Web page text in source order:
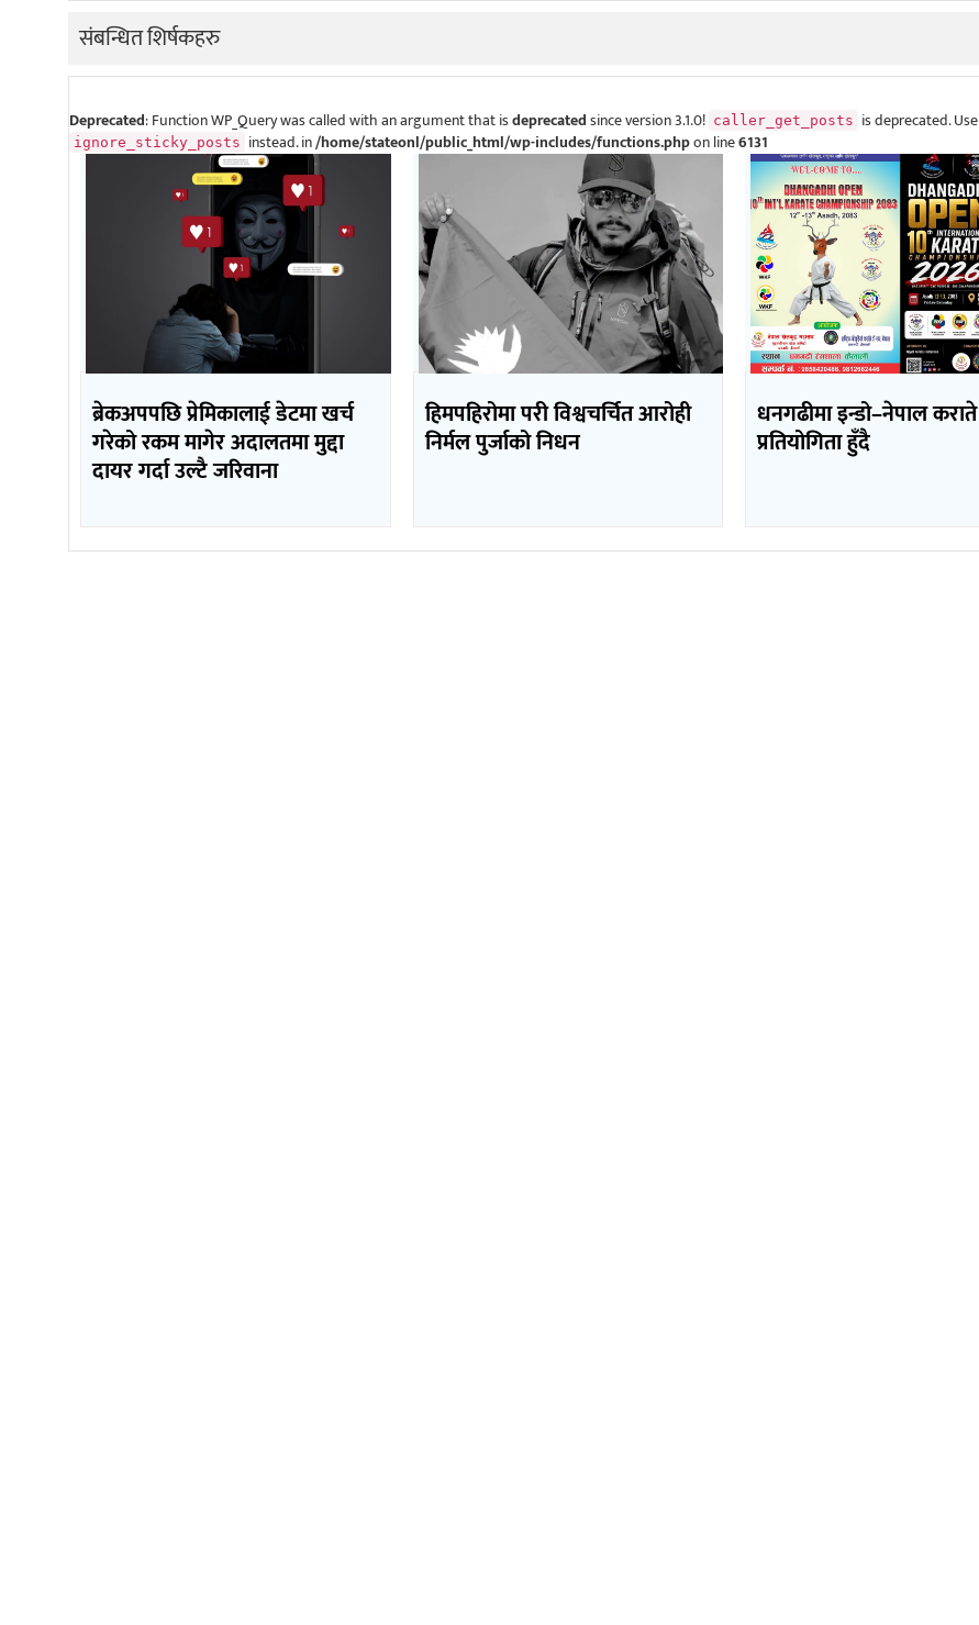
संबन्धित शिर्षकहरु
Deprecated: Function WP_Query was called with an argument that isdeprecatedsince version 3.1.0! caller_get_posts is deprecated. Use
ignore_sticky_posts instead. in/home/stateonl/public_html/wp-includes/functions.phpon line6131
ब्रेकअपपछि प्रेमिकालाई डेटमा खर्च
गरेको रकम मागेर अदालतमा मुद्दा
दायर गर्दा उल्टै जरिवाना
हिमपहिरोमा परी विश्वचर्चित आरोही
निर्मल पुर्जाको निधन
धनगढीमा इन्डो–नेपाल कराते
प्रतियोगिता हुँदै